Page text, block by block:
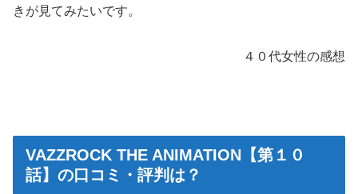
きが見てみたいです。
４０代女性の感想
VAZZROCK THE ANIMATION【第１０
話】の口コミ・評判は？